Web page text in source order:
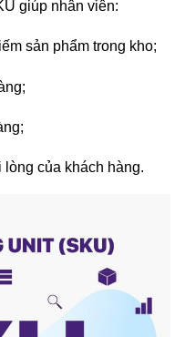
giúp nhân viên:
sản phẩm trong kho;
của khách hàng.